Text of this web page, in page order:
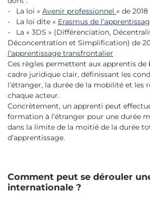
- La loi « Avenir professionnel » de 2018
- La loi dite « Erasmus de
- La « 3DS » (Différenciation,
Déconcentration et Simplification) de
l’apprentissage transfrontalier
Ces règles permettent aux apprentis de
cadre juridique clair, définissant les
l’étranger, la durée de la mobilité et les
chaque acteur.
Concrètement, un apprenti peut
formation à l’étranger pour une durée
dans la limite de la moitié de la durée
d’apprentissage.
Comment peut se dérouler
internationale ?